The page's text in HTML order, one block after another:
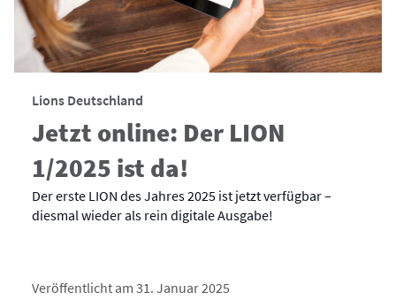
Lions Deutschland
Jetzt online: Der LION
1/2025 ist da!
Der erste LION des Jahres 2025 ist jetzt verfügbar –
diesmal wieder als rein digitale Ausgabe!
Veröffentlicht am 31. Januar 2025